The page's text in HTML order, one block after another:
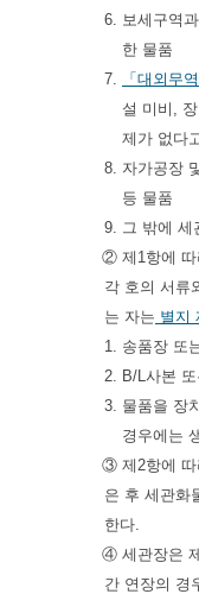
6. 보세구역
한 물품
7.
「대외무
설 미비,
제가 없다
8. 자가공장
등 물품
9. 그 밖에 세
② 제1항에 따
각 호의 서류
는 자는 별지
1. 송품장 또
2. B/L사본
3. 물품을 장
경우에는
③ 제2항에 따
은 후 세관화
한다.
④ 세관장은
간 연장의 경